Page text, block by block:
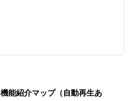
機能紹介マップ（自動再生あ